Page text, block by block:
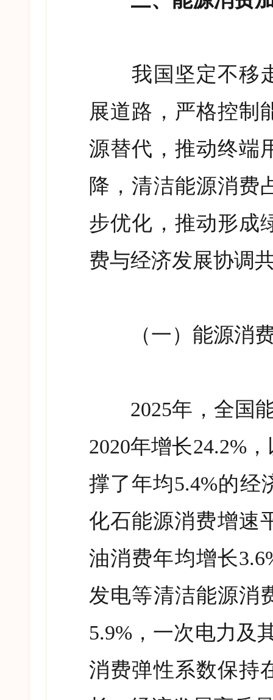
我国坚定不移走
展道路，严格控制
源替代，推动终端
降，清洁能源消费
步优化，推动形成
费与经济发展协调
（一）能源消费
2025年，全国
2020年增长24.2%，
撑了年均5.4%的经
化石能源消费增速
油消费年均增长
发电等清洁能源消
5.9% ，一次电力及
消费弹性系数保持